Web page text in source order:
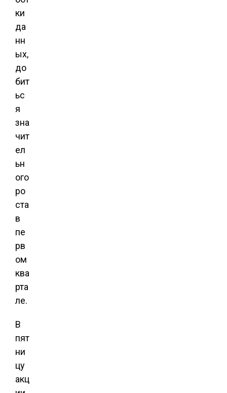
ки
да
нн
ых,
до
бит
ьс
я
зна
чит
ел
ьн
ого
ро
ста
в
пе
рв
ом
ква
рта
ле.
В
пят
ни
цу
акц